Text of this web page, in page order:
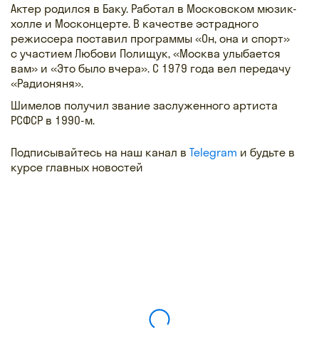
Актер родился в Баку. Работал в Московском мюзик-
холле и Москонцерте. В качестве эстрадного
режиссера поставил программы «Он, она и спорт»
с участием Любови Полищук, «Москва улыбается
вам» и «Это было вчера». С 1979 года вел передачу
«Радионяня».
Шимелов получил звание заслуженного артиста
РСФСР в 1990-м.
Подписывайтесь на наш канал в Telegram и будьте в
курсе главных новостей